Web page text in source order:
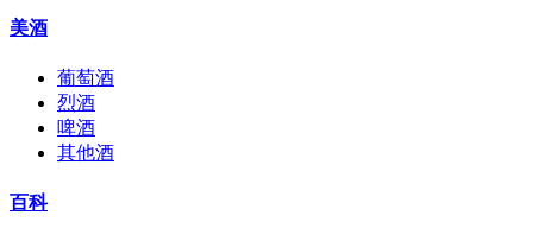
美酒
葡萄酒
烈酒
啤酒
其他酒
百科